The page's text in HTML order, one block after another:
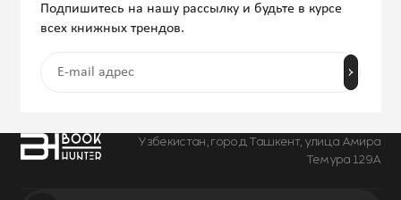
Узбекистан, город Ташкент, улица Амира
Темура 129А
Подпишитесь на нашу рассылку и будьте в курсе
всех книжных трендов.